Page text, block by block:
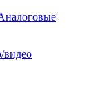
видео